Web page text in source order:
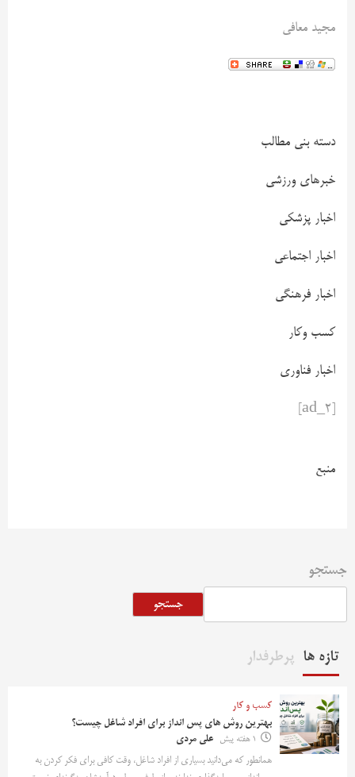
مجید معافی
دسته بنی مطالب
خبرهای ورزشی
اخبار پزشکی
اخبار اجتماعی
اخبار فرهنگی
کسب وکار
اخبار فناوری
منبع
جستجو
جستجو
تازه ها پرطرفدار
کسب و کار
بهترین روش‌ های پس‌ انداز برای افراد شاغل چیست؟
1 هفته پیش
علی مردی
همانطور که می‌دانید بسیاری از افراد شاغل، وقت کافی برای فکر کردن به